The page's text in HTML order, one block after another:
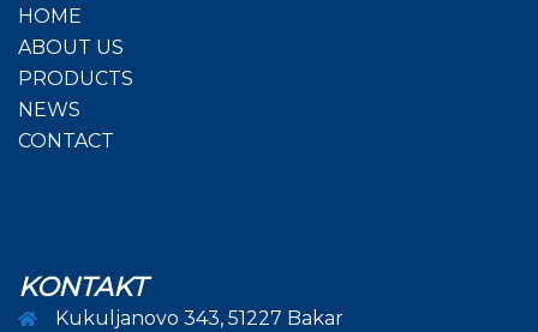
HOME
ABOUT US
PRODUCTS
NEWS
CONTACT
KONTAKT
Kukuljanovo 343, 51227 Bakar